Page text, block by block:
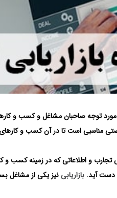
توجه صاحبان مشاغل و کسب و کارها
مناسبی است تا در آن کسب ‌و
تجارب و اطلاعاتی که در زمینه کسب
دست آید. بازاریابینیز یکی از مشاغل